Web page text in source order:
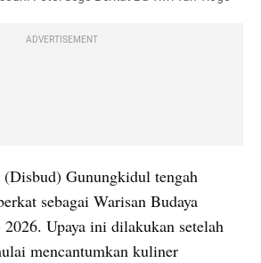
ADVERTISEMENT
(Disbud) Gunungkidul tengah
sebagai Warisan Budaya
Upaya ini dilakukan setelah
mencantumkan kuliner